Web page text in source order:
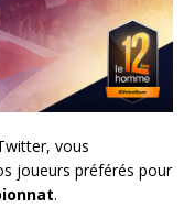
vous
joueurs préférés pour
.